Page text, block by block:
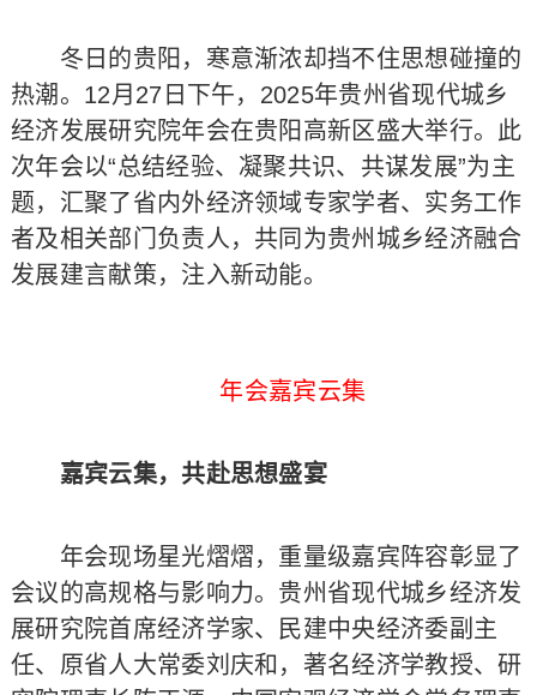
冬日的贵阳，寒意渐浓却挡不住思想碰撞的
热潮。12月27日下午，2025年贵州省现代城乡
经济发展研究院年会在贵阳高新区盛大举行。此
次年会以“总结经验、凝聚共识、共谋发展”为主
题，汇聚了省内外经济领域专家学者、实务工作
者及相关部门负责人，共同为贵州城乡经济融合
发展建言献策，注入新动能。
年会嘉宾云集
嘉宾云集，共赴思想盛宴
年会现场星光熠熠，重量级嘉宾阵容彰显了
会议的高规格与影响力。贵州省现代城乡经济发
展研究院首席经济学家、民建中央经济委副主
任、原省人大常委刘庆和，著名经济学教授、研